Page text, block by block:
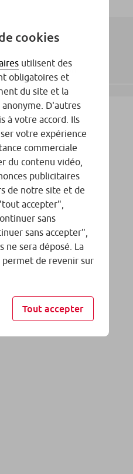
cookies
utilisent des
obligatoires et
du site et la
D'autres
à votre accord. Ils
votre expérience
commerciale
du contenu vidéo,
publicitaires
de notre site et de
accepter",
sans
sans accepter",
ne sera déposé. La
permet de revenir sur
Tout accepter